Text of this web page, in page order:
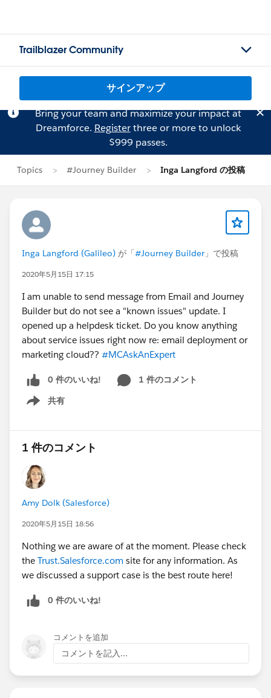
Trailblazer Community
サインアップ
Bring your team and maximize your impact at
Dreamforce. Registerthree or more to unlock
$999 passes.
Topics #Journey Builder Inga Langford の投稿
Inga Langford (Galileo) が「#Journey Builder 」で投稿
2020年5月15日 17:15
I am unable to send message from Email and Journey
Builder but do not see a "known issues" update. I
opened up a helpdesk ticket. Do you know anything
about service issues right now re: email deployment or
marketing cloud?? #MCAskAnExpert
0 件のいいね!
1 件のコメント
共有
Show menu
1 件のコメント
Amy Dolk (Salesforce)
2020年5月15日 18:56
Nothing we are aware of at the moment. Please check
the Trust.Salesforce.com site for any information. As
we discussed a support case is the best route here!
0 件のいいね!
コメントを追加
コメントを記入...